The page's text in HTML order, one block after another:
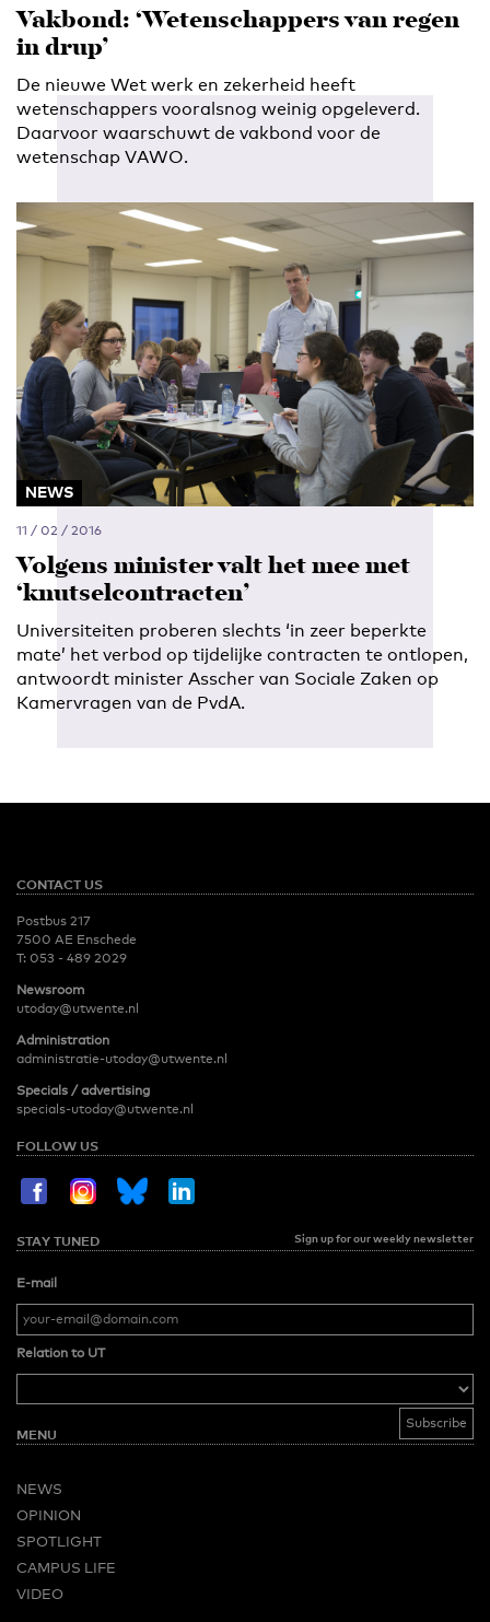
Vakbond: ‘Wetenschappers van regen
in drup’
De nieuwe Wet werk en zekerheid heeft
wetenschappers vooralsnog weinig opgeleverd.
Daarvoor waarschuwt de vakbond voor de
wetenschap VAWO.
NEWS
11 / 02 / 2016
Volgens minister valt het mee met
‘knutselcontracten’
Universiteiten proberen slechts ‘in zeer beperkte
mate’ het verbod op tijdelijke contracten te ontlopen,
antwoordt minister Asscher van Sociale Zaken op
Kamervragen van de PvdA.
CONTACT US
Postbus 217
7500 AE Enschede
T: 053 - 489 2029
Newsroom
utoday@utwente.nl
Administration
administratie-utoday@utwente.nl
Specials / advertising
specials-utoday@utwente.nl
FOLLOW US
STAY TUNED Sign up for our weekly newsletter
E-mail
Relation to UT
MENU
NEWS
OPINION
SPOTLIGHT
CAMPUS LIFE
VIDEO